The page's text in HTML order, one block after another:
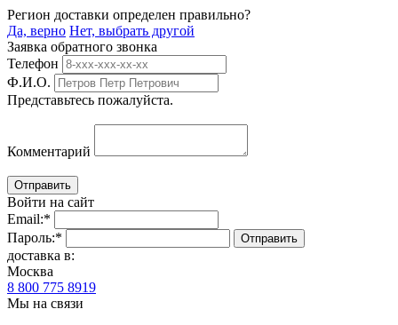
Регион доставки определен правильно?
Да, верно Нет, выбрать другой
Заявка обратного звонка
Телефон
Ф.И.О.
Представьтесь пожалуйста.
Комментарий
Войти на сайт
Email:*
Пароль:*
доставка в:
Москва
8 800 775 8919
Мы на связи